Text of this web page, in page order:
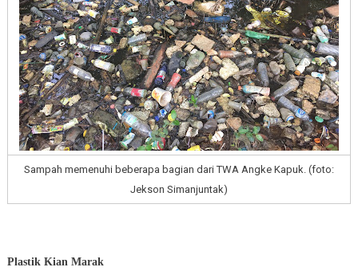
Sampah memenuhi beberapa bagian dari TWA Angke Kapuk. (foto:
Jekson Simanjuntak)
Plastik Kian Marak